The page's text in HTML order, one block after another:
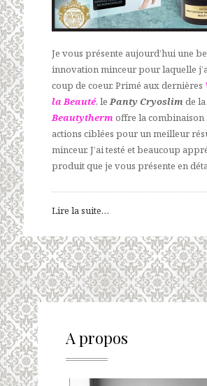
Je vous présente aujourd’hui une
innovation minceur pour laquelle
coup de coeur. Primé aux dernières
la Beauté, lePanty Cryoslim de
Beautytherm offre la combinaison
actions ciblées pour un meilleur
minceur. J’ai testé et beaucoup
produit que je vous présente en
Lire la suite…
A propos